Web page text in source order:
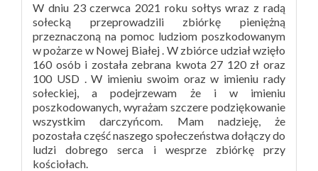
W dniu 23 czerwca 2021 roku sołtys wraz z radą
sołecką przeprowadzili zbiórkę pieniężną
przeznaczoną na pomoc ludziom poszkodowanym
w pożarze w Nowej Białej . W zbiórce udział wzięło
160 osób i została zebrana kwota 27 120 zł oraz
100 USD . W imieniu swoim oraz w imieniu rady
sołeckiej, a podejrzewam że i w imieniu
poszkodowanych, wyrażam szczere podziękowanie
wszystkim darczyńcom. Mam nadzieję, że
pozostała część naszego społeczeństwa dołączy do
ludzi dobrego serca i wesprze zbiórkę przy
kościołach.